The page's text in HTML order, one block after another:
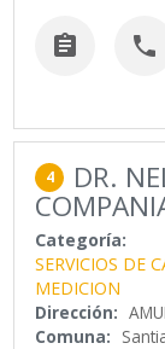
 
4 DR.
Categoría:
SERVICIOS DE
MEDICION
Dirección:
Comuna: